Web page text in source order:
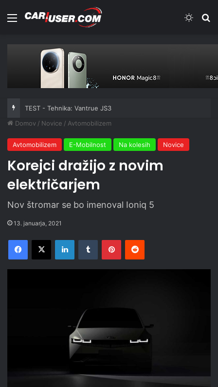
Meni
TEST - Tehnika: Vantrue JS3
Domov / Novice / Avtomobilizem
Avtomobilizem E-Mobilnost Na kolesih Novice
Korejci dražijo z novim
električarjem
Nov štromar se bo imenoval Ioniq 5
13. januarja, 2021
Facebook
X LinkedInTumblr PinterestReddit